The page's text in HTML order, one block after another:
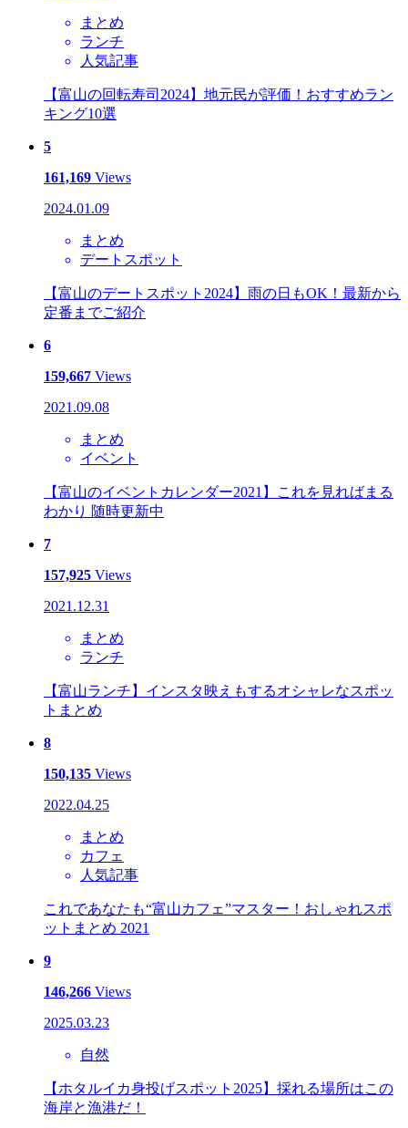
まとめ
ランチ
人気記事
【富山の回転寿司2024】地元民が評価！おすすめラン
キング10選
5
161,169 Views
2024.01.09
まとめ
デートスポット
【富山のデートスポット2024】雨の日もOK！最新から
定番までご紹介
6
159,667 Views
2021.09.08
まとめ
イベント
【富山のイベントカレンダー2021】これを見ればまる
わかり 随時更新中
7
157,925 Views
2021.12.31
まとめ
ランチ
【富山ランチ】インスタ映えもするオシャレなスポッ
トまとめ
8
150,135 Views
2022.04.25
まとめ
カフェ
人気記事
これであなたも“富山カフェ”マスター！おしゃれスポ
ットまとめ 2021
9
146,266 Views
2025.03.23
自然
【ホタルイカ身投げスポット2025】採れる場所はこの
海岸と漁港だ！